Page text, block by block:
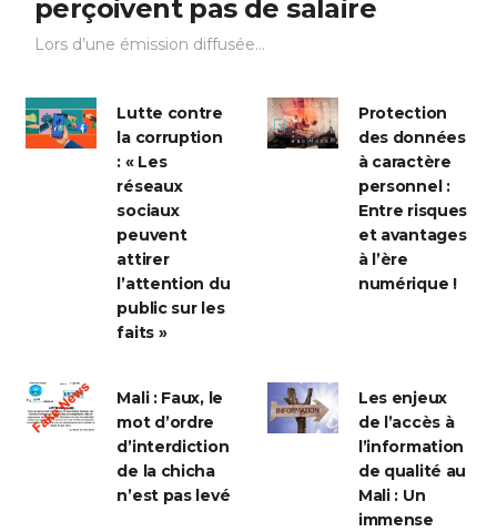
perçoivent pas de salaire
Lors d’une émission diffusée...
Lutte contre
la corruption
: « Les
réseaux
sociaux
peuvent
attirer
l’attention du
public sur les
faits »
Protection
des données
à caractère
personnel :
Entre risques
et avantages
à l’ère
numérique !
Mali : Faux, le
mot d’ordre
d’interdiction
de la chicha
n’est pas levé
Les enjeux
de l’accès à
l’information
de qualité au
Mali : Un
immense